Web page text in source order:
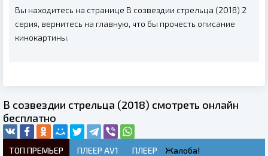
Вы находитесь на странице В созвездии стрельца (2018) 2
серия, вернитесь на главную, что бы прочесть описание
кинокартины.
В созвездии стрельца (2018) смотреть онлайн
бесплатно
ТОП ПРЕМЬЕР ПЛЕЕР AV1 ПЛЕЕР Жалоба!